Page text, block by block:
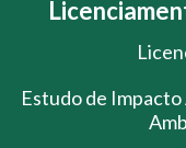
Estudo de